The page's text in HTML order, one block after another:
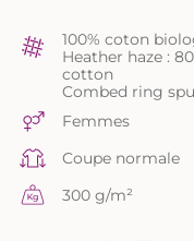
100% coton
Heather haze :
cotton
Combed ring
Femmes
Coupe normale
300 g/m²